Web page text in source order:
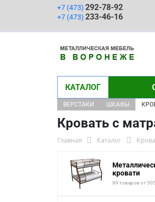
+7 (473) 292-78-92
+7 (473) 233-46-16
КАТАЛОГ
ВЕРСТАКИ ШКАФЫ
Кровать с
Главная Каталог
кровати
89 товаров от